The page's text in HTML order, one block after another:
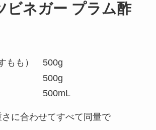
ビネガー プラム酢
もも） 500g
500g
酢 500mL
に合わせてすべて同量で